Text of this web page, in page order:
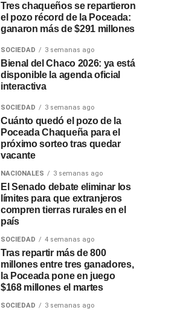
Tres chaqueños se repartieron
el pozo récord de la Poceada:
ganaron más de $291 millones
SOCIEDAD 3 semanas ago
Bienal del Chaco 2026: ya está
disponible la agenda oficial
interactiva
SOCIEDAD 3 semanas ago
Cuánto quedó el pozo de la
Poceada Chaqueña para el
próximo sorteo tras quedar
vacante
NACIONALES 3 semanas ago
El Senado debate eliminar los
límites para que extranjeros
compren tierras rurales en el
país
SOCIEDAD 4 semanas ago
Tras repartir más de 800
millones entre tres ganadores,
la Poceada pone en juego
$168 millones el martes
SOCIEDAD 3 semanas ago